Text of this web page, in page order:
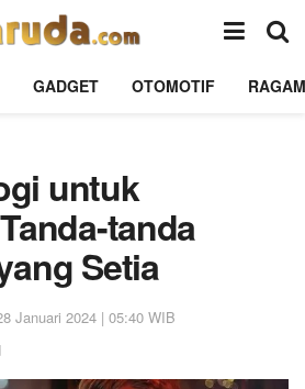
GADGET OTOMOTIF RAGAM
untuk
tanda
Setia
Januari 2024 | 05:40 WIB